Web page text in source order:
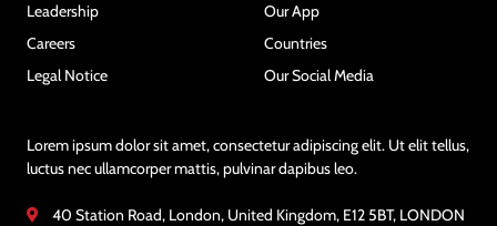
Leadership
Careers
Legal Notice
Our App
Countries
Our Social Media
Lorem ipsum dolor sit amet, consectetur adipiscing elit. Ut elit tellus,
luctus nec ullamcorper mattis, pulvinar dapibus leo.
40 Station Road, London, United Kingdom, E12 5BT, LONDON